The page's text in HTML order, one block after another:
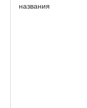
названия